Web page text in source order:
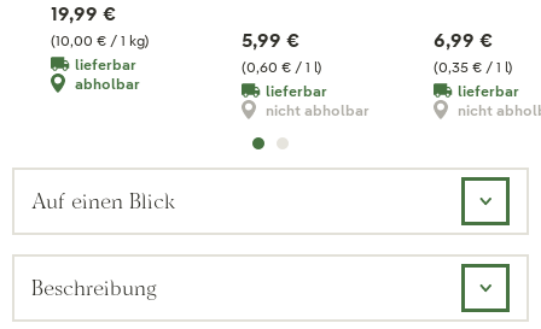
(10,00 € / 1 kg)
19,99 €
lieferbar
abholbar
(0,60 € / 1 l)
5,99 €
lieferbar
nicht abholbar
(0,35 € / 1 l)
6,99 €
lieferbar
nicht
Auf einen Blick
Beschreibung